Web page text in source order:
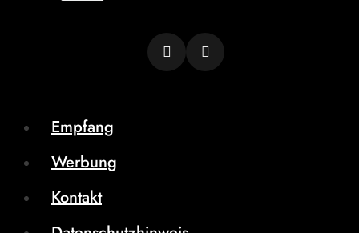
Empfang
Werbung
Kontakt